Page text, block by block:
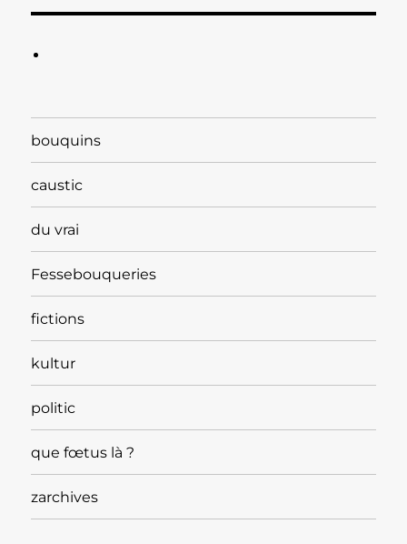
bouquins
caustic
du vrai
Fessebouqueries
fictions
kultur
politic
que fœtus là ?
zarchives